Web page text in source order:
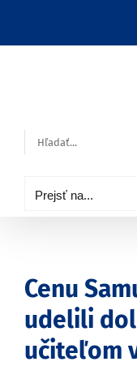
Hľadať:
Prejsť na...
Cenu
udelili
učiteľom